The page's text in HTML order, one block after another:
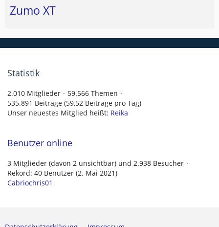
Zumo XT
Statistik
2.010 Mitglieder
59.566 Themen
535.891 Beiträge (59,52 Beiträge pro Tag)
Unser neuestes Mitglied heißt: Reika
Benutzer online
3 Mitglieder (davon 2 unsichtbar) und 2.938 Besucher
Rekord: 40 Benutzer (2. Mai 2021)
Cabriochris01